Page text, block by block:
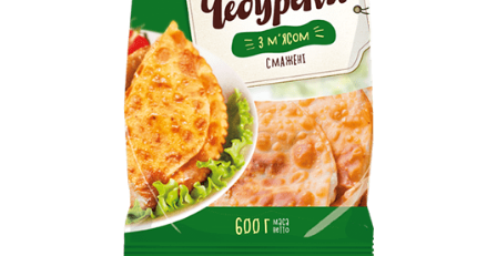
PEDIR PRODUCTOS "RUD":
LLEGAR A SER SOCIO
0412 48 28 17
0412 42 29 23